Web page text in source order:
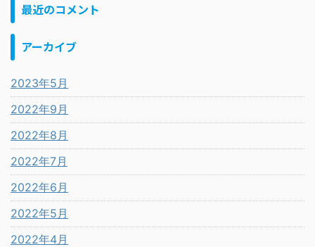
最近のコメント
アーカイブ
2023年5月
2022年9月
2022年8月
2022年7月
2022年6月
2022年5月
2022年4月